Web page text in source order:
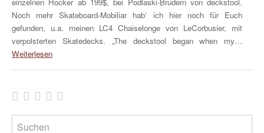
Noch mehr Skateboard-Mobiliar hab‘ ich hier noch für Euch
gefunden, u.a. meinen LC4 Chaiselonge von LeCorbusier, mit
verpolsterten Skatedecks. „The deckstool began when my…
Weiterlesen